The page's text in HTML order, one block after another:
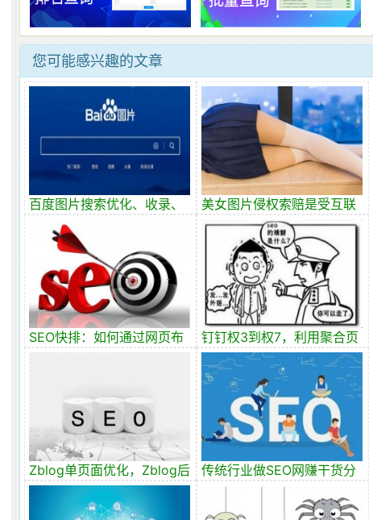
您可能感兴趣的文章
百度图片搜索优化、收录、
排名和引流？
美女图片侵权索赔是受互联
网法院保护的暴利灰产
SEO快排：如何通过网页布
钉钉权3到权7，利用聚合页
SEO快速提升网站权重
Zblog单页面优化，Zblog后
台地址修改
传统行业做SEO网赚干货分